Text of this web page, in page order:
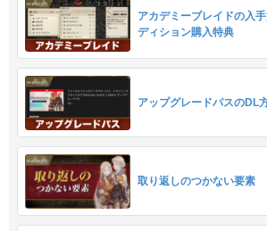
アカデミーブレイドの入
ディション購入特典
アップグレードパスのDL
取り返しのつかない要素